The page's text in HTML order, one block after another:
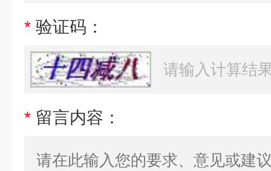
* 验证码：
* 留言内容：